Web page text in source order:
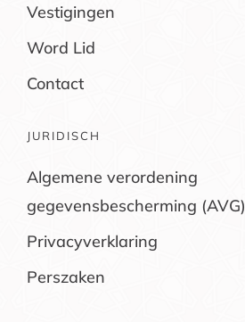
Vestigingen
Word Lid
Contact
JURIDISCH
Algemene verordening
gegevensbescherming (AVG)
Privacyverklaring
Perszaken